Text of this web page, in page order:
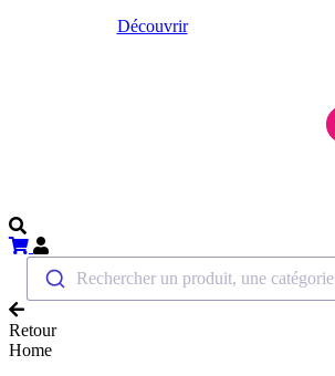
Découvrir
Rechercher un produit, une catégorie
Retour
Home